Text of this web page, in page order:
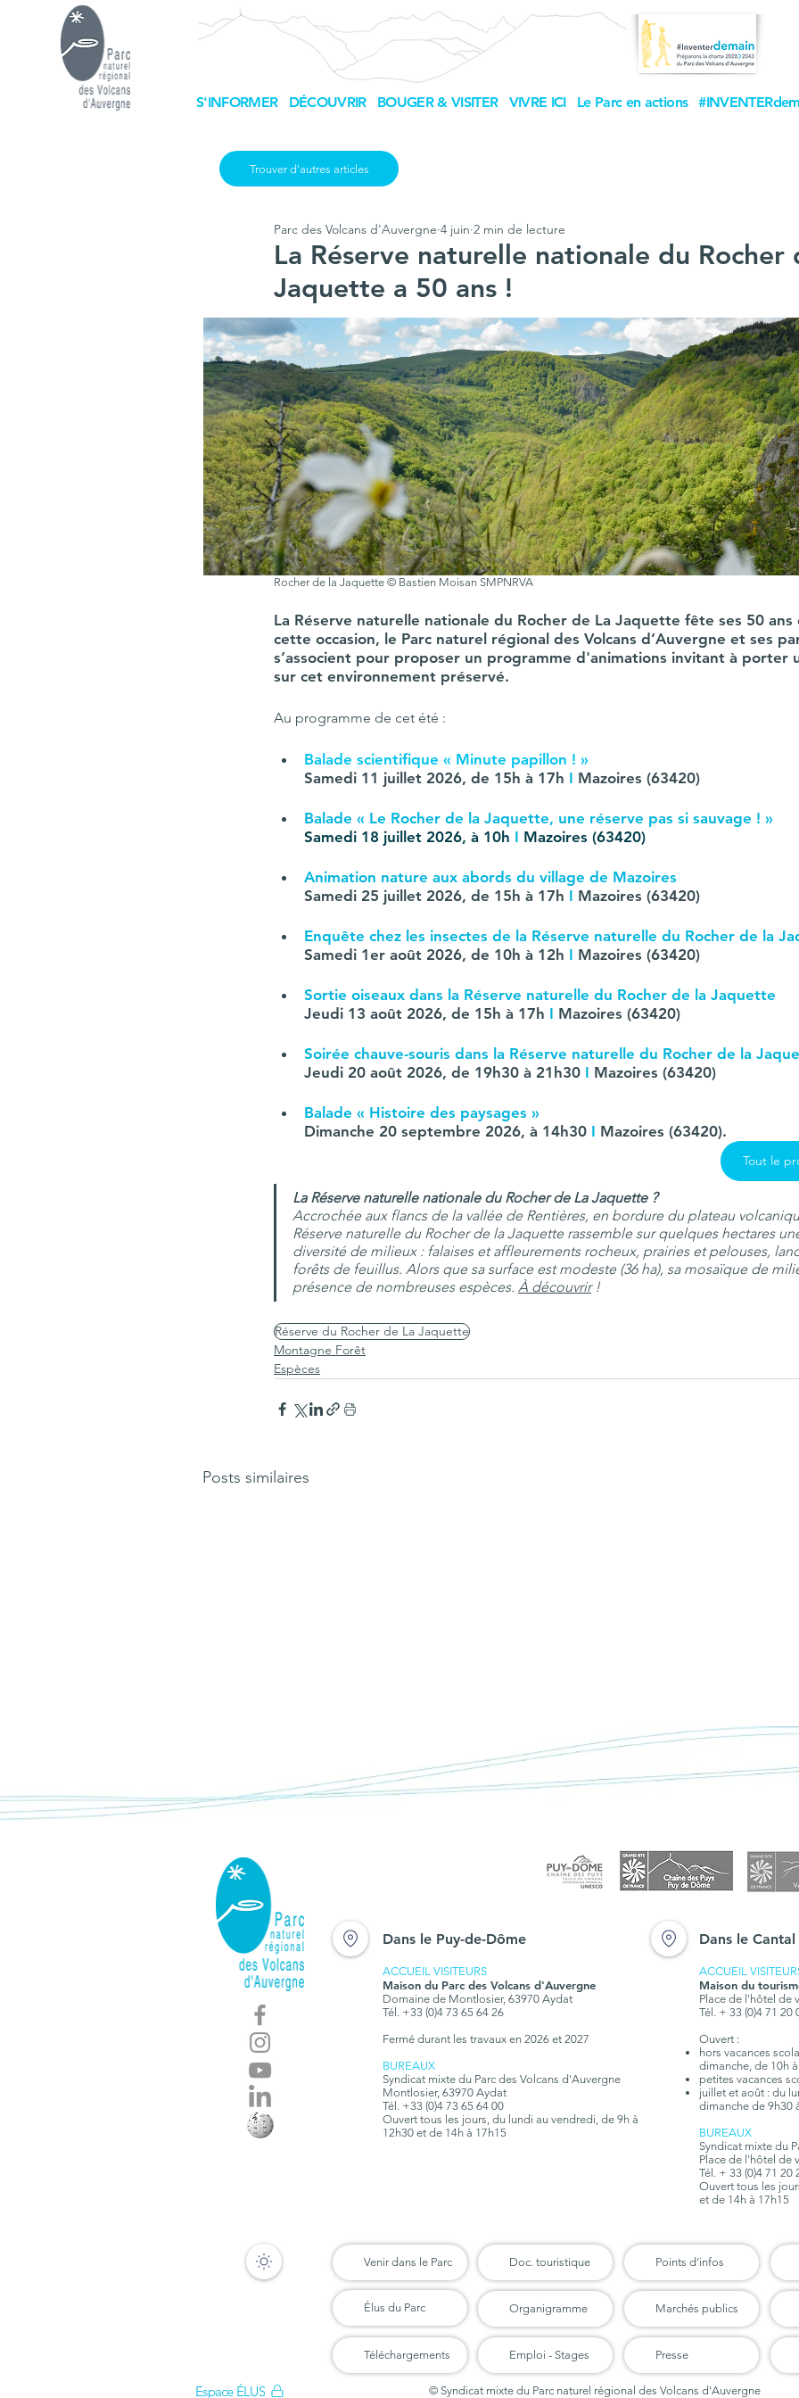
S'INFORMER DÉCOUVRIR BOUGER & VISITER VIVRE ICI Le Parc en actions
La Réserve naturelle nationale du Rocher
Jaquette a 50 ans !
Parc des Volcans d'Auvergne 4 juin 2 min de lecture
Rocher de la Jaquette © Bastien Moisan SMPNRVA
La Réserve naturelle nationale du Rocher de La Jaquette fête ses 50 ans
cette occasion, le Parc naturel régional des Volcans d’Auvergne et ses
s’associent pour proposer un programme d'animations invitant à porter
sur cet environnement préservé.
Au programme de cet été :
Balade scientifique « Minute papillon ! »
Samedi 11 juillet 2026, de 15h à 17h I Mazoires (63420)
Balade « Le Rocher de la Jaquette, une réserve pas si sauvage ! »
Samedi 18 juillet 2026, à 10h I Mazoires (63420)
Animation nature aux abords du village de Mazoires
Samedi 25 juillet 2026, de 15h à 17h I Mazoires (63420)
Enquête chez les insectes de la Réserve naturelle du Rocher de la
Samedi 1er août 2026, de 10h à 12h I Mazoires (63420)
Sortie oiseaux dans la Réserve naturelle du Rocher de la Jaquette
Jeudi 13 août 2026, de 15h à 17h I Mazoires (63420)
Soirée chauve-souris dans la Réserve naturelle du Rocher de la
Jeudi 20 août 2026, de 19h30 à 21h30 I Mazoires (63420)
Balade « Histoire des paysages »
Dimanche 20 septembre 2026, à 14h30 I Mazoires (63420).
Tout le
La Réserve naturelle nationale du Rocher de La Jaquette ?
Accrochée aux flancs de la vallée de Rentières, en bordure du plateau
Réserve naturelle du Rocher de la Jaquette rassemble sur quelques hectares
diversité de milieux : falaises et affleurements rocheux, prairies et pelouses,
forêts de feuillus. Alors que sa surface est modeste (36 ha), sa mosaïque de
présence de nombreuses espèces. À découvrir !
Réserve du Rocher de La Jaquette
Montagne Forêt
Espèces
Posts similaires
Bistrot du Parc "Forêt et
climat, parlons-en !", le 20
juin 2026
Protection de courlis
Saint-Flour
Trouver d'autres articles
< Retour à "Actualités"
Dans le Puy-de-Dôme
ACCUEIL VISITEURS
Maison du Parc des Volcans d'Auvergne
Domaine de Montlosier, 63970 Aydat
Tél. +33 (0)4 73 65 64 26
Fermé durant les travaux en 2026 et 2027
BUREAUX
Syndicat mixte du Parc des Volcans d'Auvergne
Montlosier, 63970 Aydat
Tél. +33 (0)4 73 65 64 00
Ouvert tous les jours, du lundi au vendredi, de 9h à
12h30 et de 14h à 17h15
Dans le Cantal
ACCUEIL
Maison du
Place de l'hôtel de
Tél. + 33 (0)4 71 20
Ouvert :
hors vacances
dimanche, de 10h
petites vacances
juillet et août : du
dimanche de 9h30
BUREAUX
Syndicat mixte du
Place de l'hôtel de
Tél. + 33 (0)4 71 20
Ouvert tous les
et de 14h à 17h15
Venir dans le Parc Doc. touristique Points d'infos
Élus du Parc Organigramme Marchés publics
Téléchargements Emploi - Stages Presse
Espace ÉLUS © Syndicat mixte du Parc naturel régional des Volcans d'Auvergne